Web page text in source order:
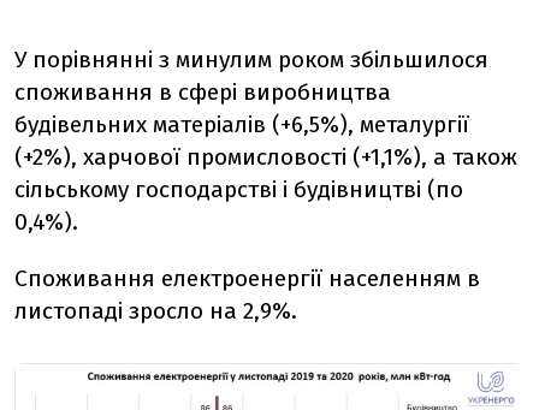
У порівнянні з минулим роком збільшилося
споживання в сфері виробництва
будівельних матеріалів (+6,5%), металургії
(+2%), харчової промисловості (+1,1%), а також
сільському господарстві і будівництві (по
0,4%).
Споживання електроенергії населенням в
листопаді зросло на 2,9%.